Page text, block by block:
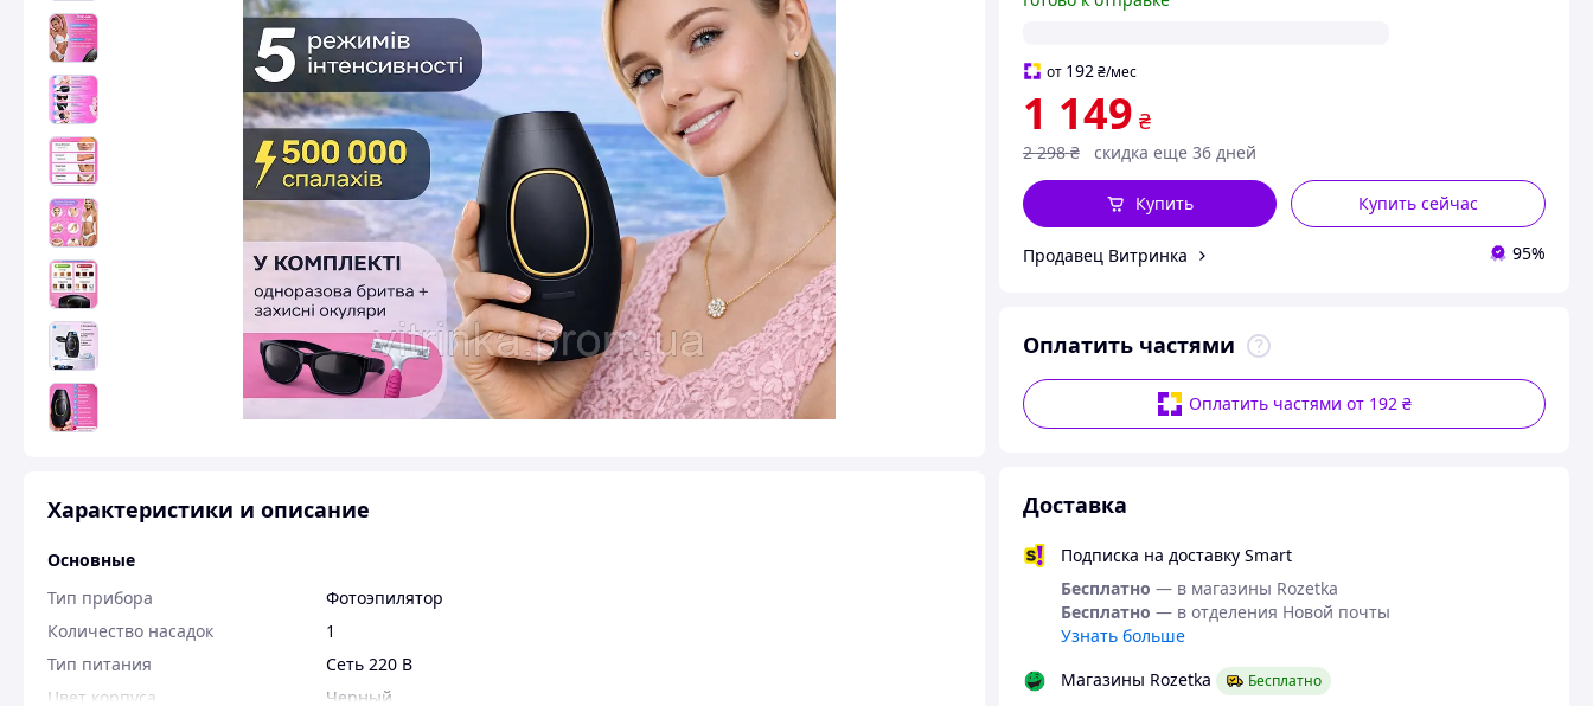
от 192 ₴/мес
1 149 ₴
2 298 ₴ скидка еще 36 дней
Купить сейчас
Купить
Продавец Витринка 95%
Оплатить частями
Оплатить частями от 192 ₴
Доставка
Подписка на доставку Smart
Бесплатно — в магазины Rozetka
Бесплатно — в отделения Новой почты
Узнать больше
Магазины Rozetka
Бесплатно
Характеристики и описание
Основные
Тип прибора
Фотоэпилятор
Количество насадок
1
Тип питания
Сеть 220 В
Цвет корпуса
Черный